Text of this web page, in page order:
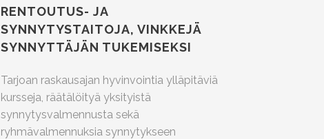
RENTOUTUS- JA
SYNNYTYSTAITOJA, VINKKEJÄ
SYNNYTTÄJÄN TUKEMISEKSI
Tarjoan raskausajan hyvinvointia ylläpitäviä
kursseja, räätälöityä yksityistä
synnytysvalmennusta sekä
ryhmävalmennuksia synnytykseen